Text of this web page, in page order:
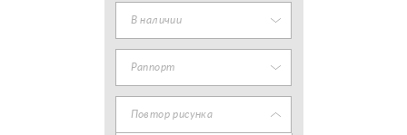
В наличии
Раппорт
Повтор рисунка